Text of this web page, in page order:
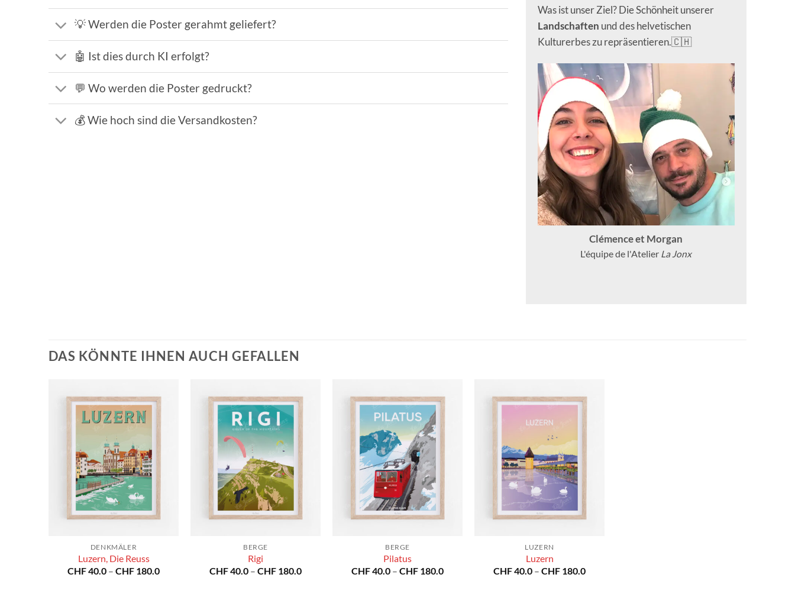
💡 Werden die Poster gerahmt geliefert?
🤖 Ist dies durch KI erfolgt?
💬 Wo werden die Poster gedruckt?
💰 Wie hoch sind die Versandkosten?
Was ist unser Ziel? Die Schönheit unserer
Landschaften und des helvetischen
Kulturerbes zu repräsentieren.🇨🇭
Clémence et Morgan
L'équipe de l'Atelier La Jonx
DAS KÖNNTE IHNEN AUCH GEFALLEN
DENKMÄLER
Luzern, Die Reuss
CHF40.0 – CHF 180.0Preisspanne:
BERGE
Rigi
CHF40.0 – CHF 180.0Preisspanne:
BERGE
Pilatus
CHF40.0 – CHF 180.0Preisspanne:
LUZERN
Luzern
CHF40.0 – CHF 180.0Preisspanne: